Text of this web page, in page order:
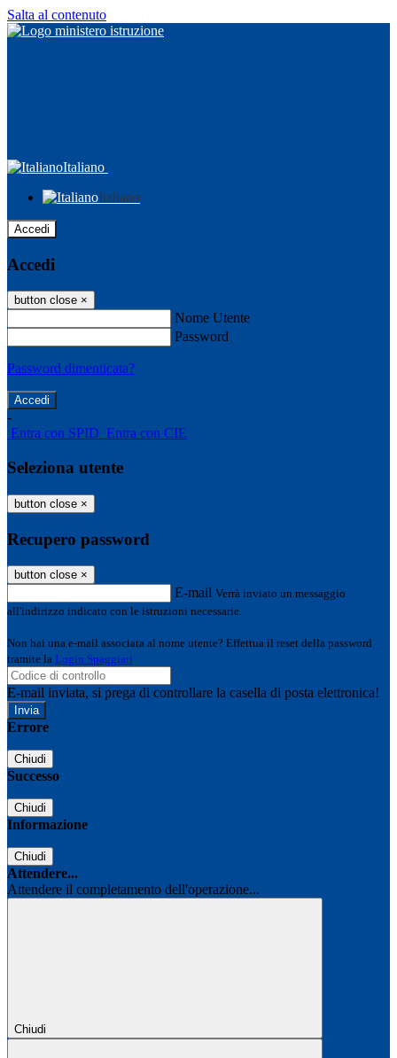
Salta al contenuto
Italiano
Italiano
Accedi
Accedi
button close ×
Nome Utente
Password
Password dimenticata?
-
Entra con SPID Entra con CIE
Seleziona utente
button close ×
Recupero password
button close ×
E-mail Verrà inviato un messaggio
all'indirizzo indicato con le istruzioni necessarie.
Non hai una e-mail associata al nome utente? Effettua il reset della password
tramite la Login Spaggiari
E-mail inviata, si prega di controllare la casella di posta elettronica!
Errore
Chiudi
Successo
Chiudi
Informazione
Chiudi
Attendere...
Attendere il completamento dell'operazione...
Chiudi